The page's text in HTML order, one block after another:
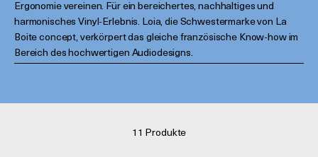
Ergonomie vereinen. Für ein bereichertes, nachhaltiges und
harmonisches Vinyl-Erlebnis. Loia, die Schwestermarke von La
Boite concept, verkörpert das gleiche französische Know-how im
Bereich des hochwertigen Audiodesigns.
11 Produkte